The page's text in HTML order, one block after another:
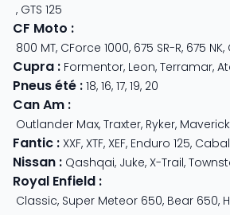
, GTS 125
CF Moto :
800 MT, CForce 1000, 675 SR-R, 675 NK,
Cupra : Formentor, Leon, Terramar,
Pneus été : 18, 16, 17, 19, 20
Can Am :
Outlander Max, Traxter, Ryker, Maverick
Fantic : XXF, XTF, XEF, Enduro 125,
Nissan : Qashqai, Juke, X-Trail,
Royal Enfield :
Classic, Super Meteor 650, Bear 650,